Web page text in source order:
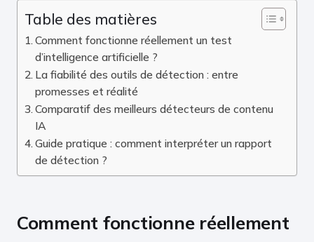
Table des matières
Comment fonctionne réellement un test
d’intelligence artificielle ?
La fiabilité des outils de détection : entre
promesses et réalité
Comparatif des meilleurs détecteurs de contenu
IA
Guide pratique : comment interpréter un rapport
de détection ?
Comment fonctionne réellement